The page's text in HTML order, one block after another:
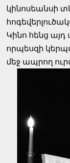
կինոսեանսի
Կինո հենց
որպեսզի
մեջ ապրող